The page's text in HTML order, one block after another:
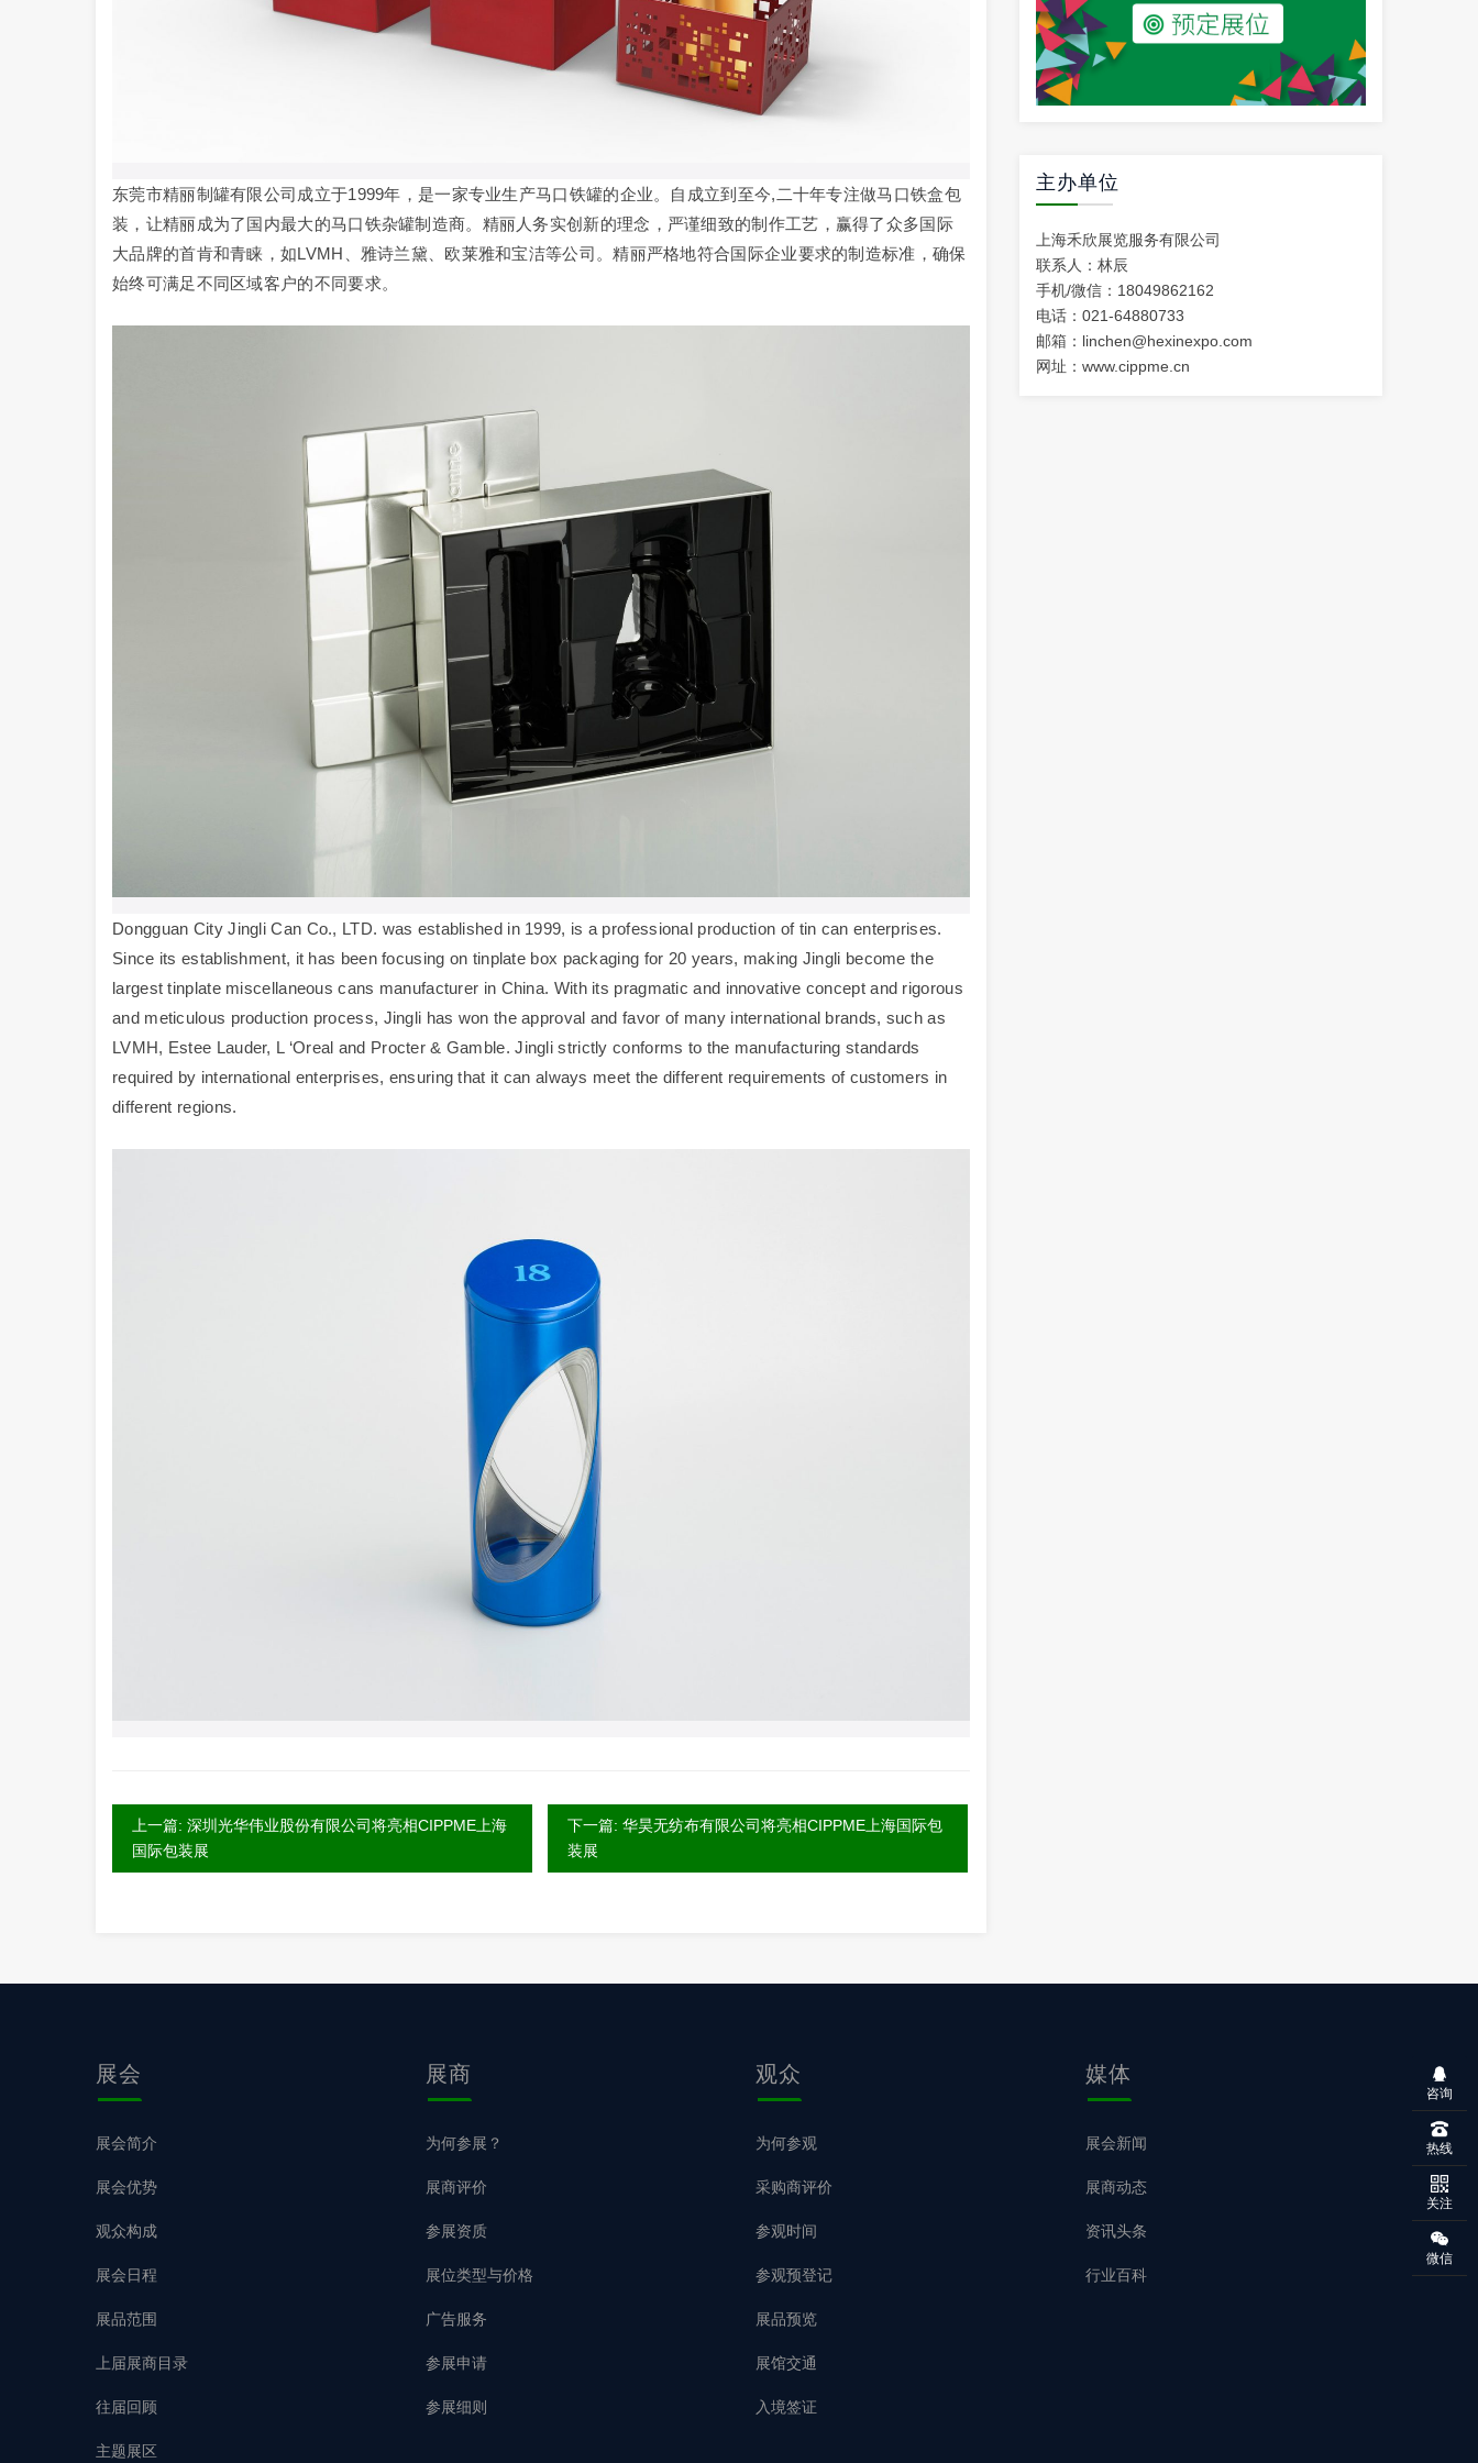
东莞市精丽制罐有限公司成立于1999年，是一家专业生产马口铁罐的企业。自成立到至今,二十年专注做马口铁盒包
装，让精丽成为了国内最大的马口铁杂罐制造商。精丽人务实创新的理念，严谨细致的制作工艺，赢得了众多国际
大品牌的首肯和青睐，如LVMH、雅诗兰黛、欧莱雅和宝洁等公司。精丽严格地符合国际企业要求的制造标准，确保
始终可满足不同区域客户的不同要求。
Dongguan City Jingli Can Co., LTD. was established in 1999, is a professional production of tin can enterprises.
Since its establishment, it has been focusing on tinplate box packaging for 20 years, making Jingli become the
largest tinplate miscellaneous cans manufacturer in China. With its pragmatic and innovative concept and rigorous
and meticulous production process, Jingli has won the approval and favor of many international brands, such as
LVMH, Estee Lauder, L ‘Oreal and Procter & Gamble. Jingli strictly conforms to the manufacturing standards
required by international enterprises, ensuring that it can always meet the different requirements of customers in
different regions.
上一篇: 深圳光华伟业股份有限公司将亮相CIPPME上海
国际包装展
下一篇: 华昊无纺布有限公司将亮相CIPPME上海国际包
装展
主办单位
上海禾欣展览服务有限公司
联系人：林辰
手机/微信：18049862162
电话：021-64880733
邮箱：linchen@hexinexpo.com
网址：www.cippme.cn
展会
展会简介
展会优势
观众构成
展会日程
展品范围
上届展商目录
往届回顾
主题展区
展商
为何参展？
展商评价
参展资质
展位类型与价格
广告服务
参展申请
参展细则
观众
为何参观
采购商评价
参观时间
参观预登记
展品预览
展馆交通
入境签证
媒体
展会新闻
展商动态
资讯头条
行业百科
咨询
热线
关注
微信